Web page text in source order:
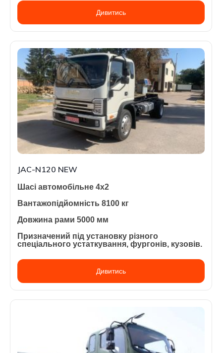
Дивитись
JAC-N120 NEW
Шасі автомобільне 4х2
Вантажопідйомність 8100 кг
Довжина рами 5000 мм
Призначений під установку різного
спеціального устаткування, фургонів, кузовів.
Дивитись